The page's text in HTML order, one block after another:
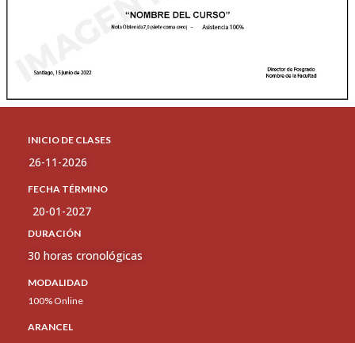
INICIO DE CLASES
26-11-2026
FECHA TÉRMINO
20-01-2027
DURACIÓN
30 horas cronológicas
MODALIDAD
100% Online
ARANCEL